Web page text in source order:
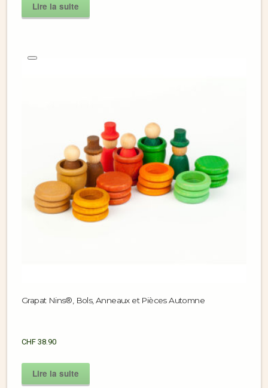
Lire la suite
Grapat Nins®, Bols, Anneaux et Pièces Automne
CHF 38.90
Lire la suite